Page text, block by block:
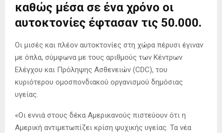
καθώς μέσα σε ένα χρόνο οι
αυτοκτονίες έφτασαν τις 50.000.
Οι μισές και πλέον αυτοκτονίες στη χώρα πέρυσι έγιναν
με όπλα, σύμφωνα με τους αριθμούς των Κέντρων
Ελέγχου και Πρόληψης Ασθενειών (CDC), του
κυριότερου ομοσπονδιακού οργανισμού δημόσιας
υγείας.
«Οι εννιά στους δέκα Αμερικανούς πιστεύουν ότι η
Αμερική αντιμετωπίζει κρίση ψυχικής υγείας. Τα νέα